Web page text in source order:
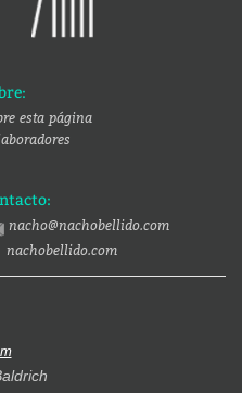
esta página
nacho@nachobellido.com
nachobellido.com